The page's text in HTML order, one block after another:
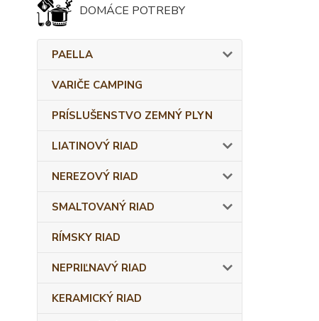
DOMÁCE POTREBY
PAELLA
VARIČE CAMPING
PRÍSLUŠENSTVO ZEMNÝ PLYN
LIATINOVÝ RIAD
NEREZOVÝ RIAD
SMALTOVANÝ RIAD
RÍMSKY RIAD
NEPRIĽNAVÝ RIAD
KERAMICKÝ RIAD